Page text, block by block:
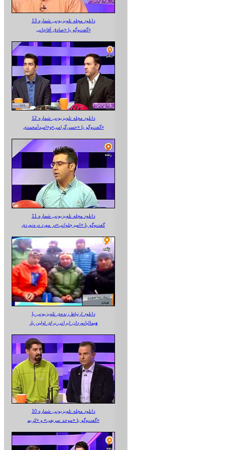
دانلود مجله تلویزیونی شماره 13
گفت‌وگو با «صادق آقاجانی»
دانلود مجله تلویزیونی شماره 12
گفت‌وگو با «حسن‌گرامی»و«امیدآمحمدی»
دانلود مجله تلویزیونی شماره 11
گفت‌وگو با «امیرجلوانی»در مورد دره‌نوردی
دانلود ارتباط زنده‌ی تلویزیونی‌ با
هیمالیانوردان ایرانی برای اولین بار
دانلود مجله تلویزیونی شماره 10
گفت‌وگو با «موحد سریعی» و «کریم»